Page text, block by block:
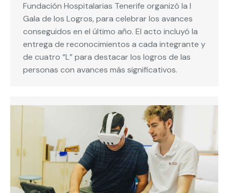
Fundación Hospitalarias Tenerife organizó la I
Gala de los Logros, para celebrar los avances
conseguidos en el último año. El acto incluyó la
entrega de reconocimientos a cada integrante y
de cuatro “L” para destacar los logros de las
personas con avances más significativos.